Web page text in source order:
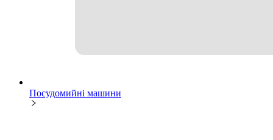
Посудомийні машини